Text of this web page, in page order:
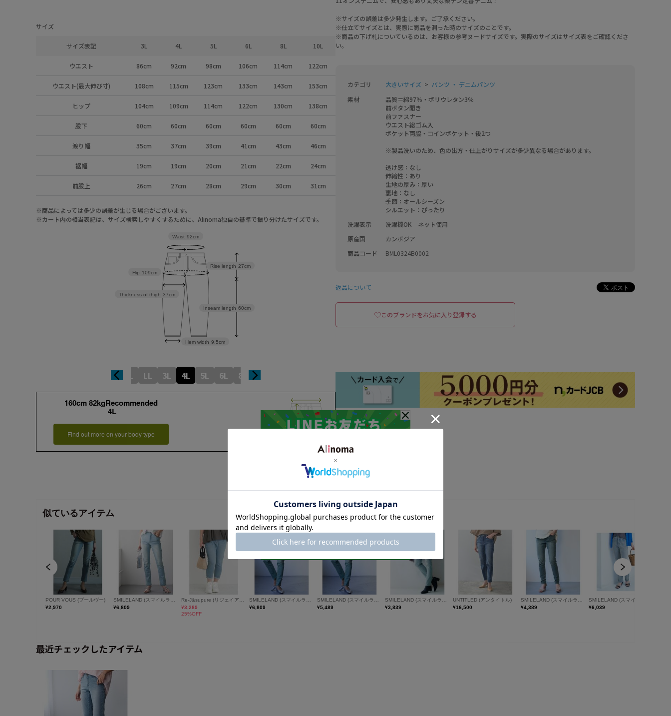
サイズ
サイズ表記 3L 4L 5L 6L 8L 10L
ウエスト 86cm 92cm 98cm 106cm 114cm 122cm
ウエスト(最大伸び寸) 108cm 115cm 123cm 133cm 143cm 153cm
ヒップ 104cm 109cm 114cm 122cm 130cm 138cm
股下 60cm 60cm 60cm 60cm 60cm 60cm
渡り幅 35cm 37cm 39cm 41cm 43cm 46cm
裾幅 19cm 19cm 20cm 21cm 22cm 24cm
前股上 26cm 27cm 28cm 29cm 30cm 31cm
※商品によっては多少の誤差が生じる場合がございます。
※カート内の相当表記は、サイズ検索しやすくするために、Alinoma独自の基準で振り分けたサイズです。
Inseam length 60cm
Rise length 27cm
Hem width 9.5cm
Thickness of thigh 37cm
Hip 109cm
Waist 92cm
L LL 3L 4L 5L 6L 8L 10L
160cm 82kgRecommended
4L
Find out more on your body type
※サイズの誤差は多少発生します。ご了承ください。
※仕立てサイズとは、実際に商品を測った時のサイズのことです。
※商品の下げ札についているのは、お客様の参考ヌードサイズです。実際のサイズはサイズ表をご確認くださ
い。
カテゴリ 大きいサイズ
パンツ ・ デニムパンツ
素材
品質＝綿97％・ポリウレタン3％
前ボタン開き
前ファスナー
ウエスト総ゴム入
ポケット両脇・コインポケット・後2つ
※製品洗いのため、色の出方・仕上がりサイズが多少異なる場合があります。
透け感：なし
伸縮性：あり
生地の厚み：厚い
裏地：なし
季節：オールシーズン
シルエット：ぴったり
洗濯表示
洗濯機OK　ネット使用
原産国
カンボジア
商品コード
BML0324B0002
返品について
このブランドをお気に入り登録する
最近チェックしたアイテム